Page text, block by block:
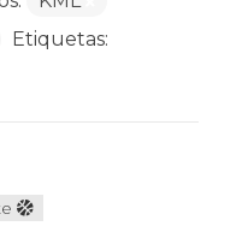
Etiquetas: